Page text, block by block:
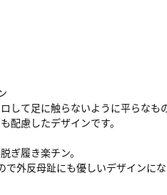
して足に触らないように平らなも
配慮したデザインです。
ぎ履き楽チン。
外反母趾にも優しいデザインにな